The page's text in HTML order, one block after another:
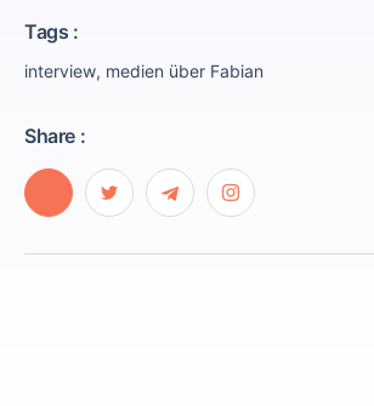
Tags :
interview, medien über Fabian
Share :